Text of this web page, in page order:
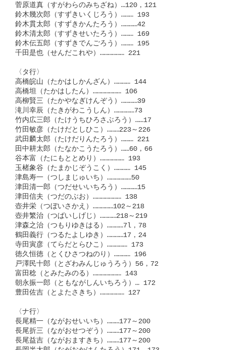
菅原道真（すがわらのみちざね）…120，121
鈴木幾次郎（すずきいくじろう）……… 193
鈴木貫太郎（すずきかんたろう）…………42
鈴木清太郎（すずきせいたろう）……… 169
鈴木伝五郎（すずきでんごろう）……… 195
千田是也（せんだこれや）……………… 221
〈タ行〉
高橋皖山（たかはしかんざん）………… 144
高橋坦（たかはしたん）………………… 106
高柳賢三（たかやなぎけんぞう）…………39
滝川幸辰（たきがわこうしん）……………73
竹内広三郎（たけうちひろさぶろう）……17
竹田敏彦（たけだとしひこ）………223～226
武田麟太郎（たけだりんたろう）……… 221
田中耕太郎（たなかこうたろう）……60，66
谷本富（たにもととめり）……………… 193
玉楮象谷（たまかじぞうこく）………… 145
津島寿一（つしまじゅいち）………………50
津田清一郎（つだせいいちろう）…………15
津田信夫（つだのぶお）………………… 138
壺井栄（つぼいさかえ）……………102～218
壺井繁治（つばいしげじ）…………218～219
津森之治（つもりゆきはる）…………7l，78
鶴田義行（つるたよしゆき）…………17，24
寺田寅彦（てらだとらひこ）…………… 173
徳久恒徳（とくひさつねのり）………… 196
戸澤民十郎（とざわみんじゅうろう）56，72
富田稔（とみたみのる）………………… 143
朝永振一郎（ともながしんいちろう）… 172
豊田佐吉（とよたさきち）……………… 127
〈ナ行〉
長尾精一（ながおせいいち）………177～200
長尾折三（ながおせつぞう）………177～200
長尾益吉（ながおますきち）………177～200